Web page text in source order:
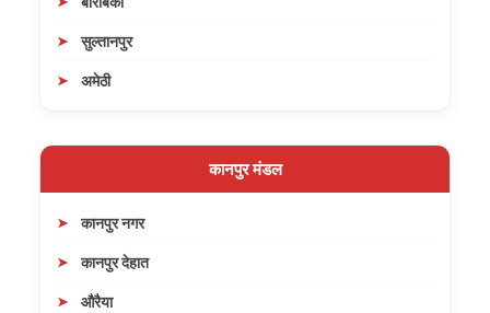
सुल्तानपुर
अमेठी
कानपुर मंडल
कानपुर नगर
कानपुर देहात
औरैया